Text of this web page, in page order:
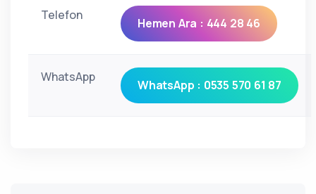
Telefon
Hemen Ara : 444 28 46
WhatsApp
WhatsApp : 0535 570 61 87